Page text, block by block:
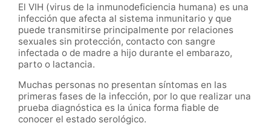
El VIH (virus de la inmunodeficiencia humana) es una
infección que afecta al sistema inmunitario y que
puede transmitirse principalmente por relaciones
sexuales sin protección, contacto con sangre
infectada o de madre a hijo durante el embarazo,
parto o lactancia.
Muchas personas no presentan síntomas en las
primeras fases de la infección, por lo que realizar una
prueba diagnóstica es la única forma fiable de
conocer el estado serológico.